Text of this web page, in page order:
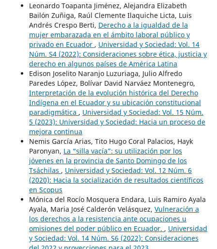
Leonardo Toapanta Jiménez, Alejandra Elizabeth
Bailón Zuñiga, Raúl Clemente Ilaquiche Licta, Luis
Andrés Crespo Berti, Derecho a la igualdad de la
mujer embarazada en el ámbito laboral público y
privado en Ecuador , Universidad y Sociedad: Vol. 14
Núm. S4 (2022): Consideraciones sobre ética, justicia y
derecho en algunos países de América Latina
Edison Joselito Naranjo Luzuriaga, Julio Alfredo
Paredes López, Bolívar David Narváez Montenegro,
Interpretación de la evolución histórica del Derecho
Indígena en el Ecuador y su ubicación constitucional
paradigmática , Universidad y Sociedad: Vol. 15 Núm.
5 (2023): Universidad y Sociedad: Hacia un proceso de
mejora continua
Nemis García Arias, Tito Hugo Coral Palacios, Hayk
Paronyan, La “silla vacía”: su utilización por los
jóvenes en la provincia de Santo Domingo de los
Tsáchilas , Universidad y Sociedad: Vol. 12 Núm. 6
(2020): Hacia la socialización de resultados científicos
en Scopus
Mónica del Rocío Mosquera Endara, Luis Ramiro Ayala
Ayala, Maria José Calderón Velásquez, Vulneración a
los derechos a la resistencia ante ocupaciones u
omisiones del poder público en Ecuador. , Universidad
y Sociedad: Vol. 14 Núm. S6 (2022): Consideraciones